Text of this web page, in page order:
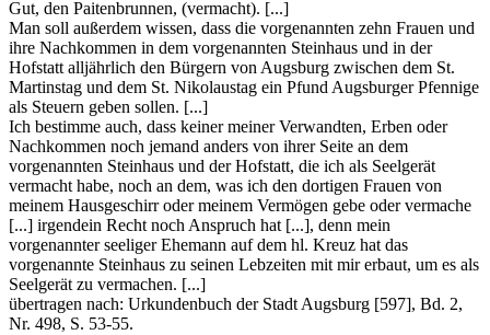
Gut, den Paitenbrunnen, (vermacht). [...]
Man soll außerdem wissen, dass die vorgenannten zehn Frauen und
ihre Nachkommen in dem vorgenannten Steinhaus und in der
Hofstatt alljährlich den Bürgern von Augsburg zwischen dem St.
Martinstag und dem St. Nikolaustag ein Pfund Augsburger Pfennige
als Steuern geben sollen. [...]
Ich bestimme auch, dass keiner meiner Verwandten, Erben oder
Nachkommen noch jemand anders von ihrer Seite an dem
vorgenannten Steinhaus und der Hofstatt, die ich als Seelgerät
vermacht habe, noch an dem, was ich den dortigen Frauen von
meinem Hausgeschirr oder meinem Vermögen gebe oder vermache
[...] irgendein Recht noch Anspruch hat [...], denn mein
vorgenannter seeliger Ehemann auf dem hl. Kreuz hat das
vorgenannte Steinhaus zu seinen Lebzeiten mit mir erbaut, um es als
Seelgerät zu vermachen. [...]
übertragen nach: Urkundenbuch der Stadt Augsburg [597], Bd. 2,
Nr. 498, S. 53-55.